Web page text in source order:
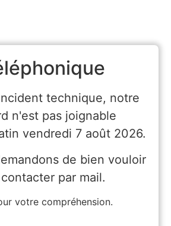
technique, notre
n'est pas joignable
vendredi 7 août 2026.
de bien vouloir
par mail.
votre compréhension.